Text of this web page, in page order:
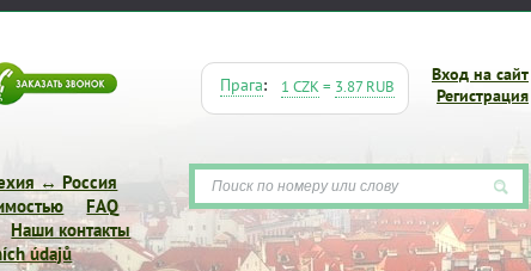
Вход на сайт
Регистрация
Прага: 1 CZK= 3.87 RUB
↔ Россия
FAQ
Наши контакты
údajů